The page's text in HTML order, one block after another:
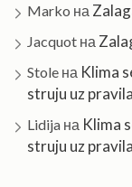
Marko на
Jacquot на
Stole на Klima
struju uz
Lidija на Klima
struju uz